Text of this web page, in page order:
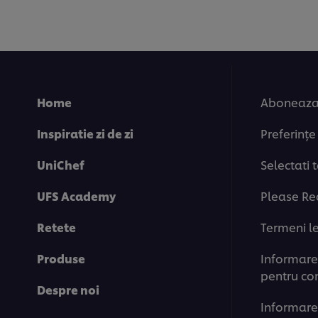
Home
Inspiratie zi de zi
UniChef
UFS Academy
Retete
Produse
Despre noi
Selectati
Please
Termeni
pentru